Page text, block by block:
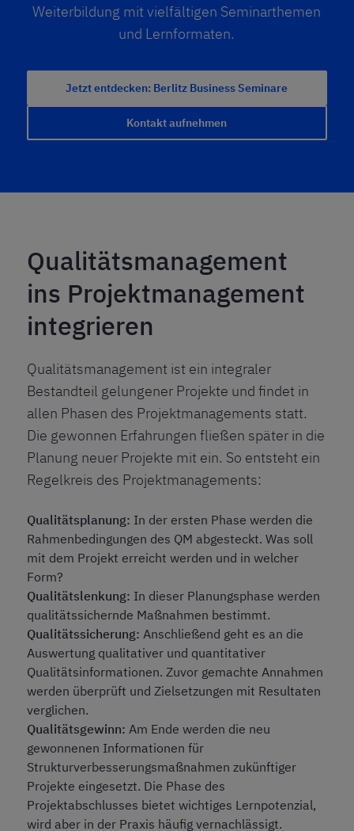
Weiterbildung mit vielfältigen Seminarthemen
und Lernformaten.
Jetzt entdecken: Berlitz Business Seminare
Kontakt aufnehmen
Qualitätsmanagement
ins Projektmanagement
integrieren
Qualitätsmanagement ist ein integraler
Bestandteil gelungener Projekte und findet in
allen Phasen des Projektmanagements statt.
Die gewonnen Erfahrungen fließen später in die
Planung neuer Projekte mit ein. So entsteht ein
Regelkreis des Projektmanagements:
Qualitätsplanung: In der ersten Phase werden die
Rahmenbedingungen des QM abgesteckt. Was soll
mit dem Projekt erreicht werden und in welcher
Form?
Qualitätslenkung: In dieser Planungsphase werden
qualitätssichernde Maßnahmen bestimmt.
Qualitätssicherung: Anschließend geht es an die
Auswertung qualitativer und quantitativer
Qualitätsinformationen. Zuvor gemachte Annahmen
werden überprüft und Zielsetzungen mit Resultaten
verglichen.
Qualitätsgewinn: Am Ende werden die neu
gewonnenen Informationen für
Strukturverbesserungsmaßnahmen zukünftiger
Projekte eingesetzt. Die Phase des
Projektabschlusses bietet wichtiges Lernpotenzial,
wird aber in der Praxis häufig vernachlässigt.